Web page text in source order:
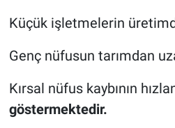
Küçük işletmelerin
Genç nüfusun tarımdan
Kırsal nüfus kaybının
göstermektedir.